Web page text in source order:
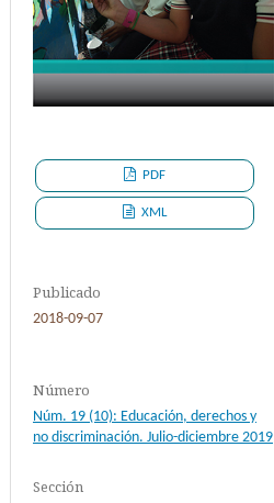
PDF
XML
Publicado
2018-09-07
Número
Núm. 19 (10): Educación, derechos y
no discriminación. Julio-diciembre 2019
Sección